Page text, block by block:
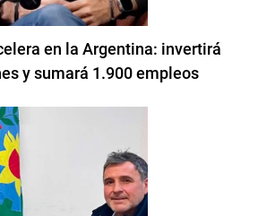
en la Argentina: invertirá
y sumará 1.900 empleos